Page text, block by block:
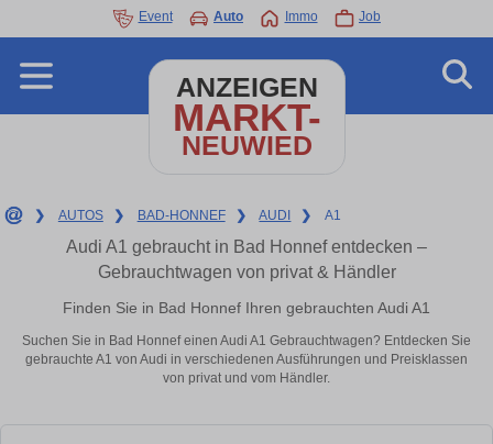
Event Auto Immo Job
ANZEIGEN
MARKT-
NEUWIED
❯ AUTOS ❯ BAD-HONNEF ❯ AUDI ❯ A1
Audi A1 gebraucht in Bad Honnef entdecken –
Gebrauchtwagen von privat & Händler
Finden Sie in Bad Honnef Ihren gebrauchten Audi A1
Suchen Sie in Bad Honnef einen Audi A1 Gebrauchtwagen? Entdecken Sie
gebrauchte A1 von Audi in verschiedenen Ausführungen und Preisklassen
von privat und vom Händler.